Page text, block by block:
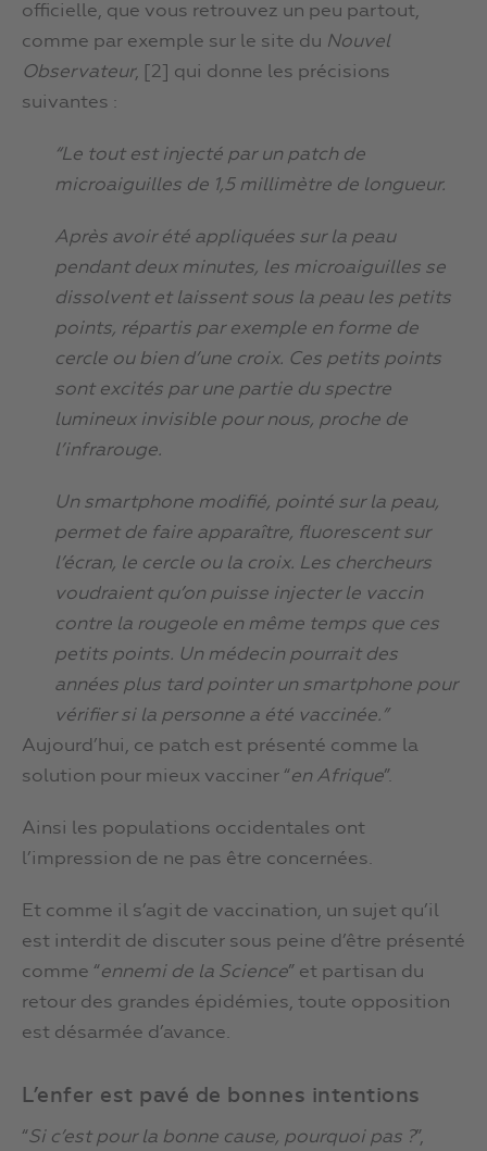
officielle, que vous retrouvez un peu partout,
comme par exemple sur le site du Nouvel
Observateur, [2] qui donne les précisions
suivantes :
“Le tout est injecté par un patch de
microaiguilles de 1,5 millimètre de longueur.
Après avoir été appliquées sur la peau
pendant deux minutes, les microaiguilles se
dissolvent et laissent sous la peau les petits
points, répartis par exemple en forme de
cercle ou bien d’une croix. Ces petits points
sont excités par une partie du spectre
lumineux invisible pour nous, proche de
l’infrarouge.
Un smartphone modifié, pointé sur la peau,
permet de faire apparaître, fluorescent sur
l’écran, le cercle ou la croix. Les chercheurs
voudraient qu’on puisse injecter le vaccin
contre la rougeole en même temps que ces
petits points. Un médecin pourrait des
années plus tard pointer un smartphone pour
vérifier si la personne a été vaccinée.”
Aujourd’hui, ce patch est présenté comme la
solution pour mieux vacciner “en Afrique”.
Ainsi les populations occidentales ont
l’impression de ne pas être concernées.
Et comme il s’agit de vaccination, un sujet qu’il
est interdit de discuter sous peine d’être présenté
comme “ennemi de la Science” et partisan du
retour des grandes épidémies, toute opposition
est désarmée d’avance.
L’enfer est pavé de bonnes intentions
“Si c’est pour la bonne cause, pourquoi pas ?”,